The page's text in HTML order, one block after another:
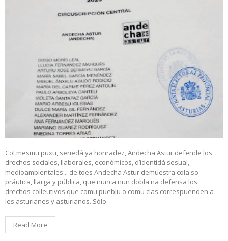
Col mesmu puxu, seriedá ya honradez, Andecha Astur defende los
drechos sociales, llaborales, económicos, d’identidá sesual,
medioambientales... de toes Andecha Astur demuestra cola so
práutica, llarga y pública, que nunca nun dobla na defensa los
drechos colleutivos que comu pueblu o comu clas correspuenden a
les asturianes y asturianos. Sólo
Read More